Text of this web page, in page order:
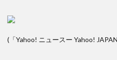
る
(「Yahoo! ニュースー Yahoo! JAPAN